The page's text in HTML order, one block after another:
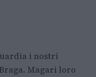
i nostri
Magari loro